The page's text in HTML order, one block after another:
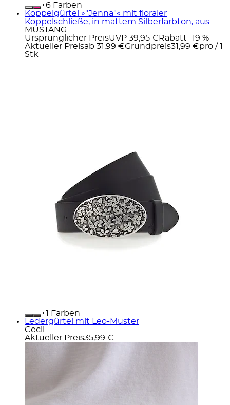
+
Farben
Koppelgürtel »"Jenna"« mit floraler
Koppelschließe, in mattem Silberfarbton, aus...
MUSTANG
Ursprünglicher PreisUVP 39,95 € Rabatt- 19 %
Aktueller Preisab 31,99 €Grundpreis31,99 €pro / 1
Stk
+
Farben
Ledergürtel mit Leo-Muster
Cecil
Aktueller Preis35,99 €